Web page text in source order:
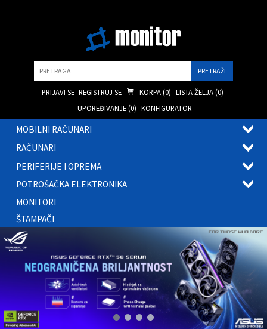
PRIJAVI SE REGISTRUJ SE KORPA (0) LISTA ŽELJA (0)
UPOREĐIVANJE (0) KONFIGURATOR
MOBILNI RAČUNARI
RAČUNARI
PERIFERIJE I OPREMA
POTROŠAČKA ELEKTRONIKA
MONITORI
ŠTAMPAČI